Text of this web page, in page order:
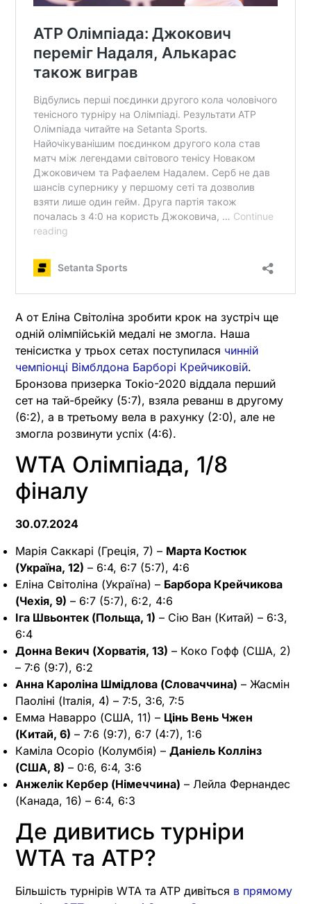
А от Еліна Світоліна зробити крок на зустріч ще
одній олімпійській медалі не змогла. Наша
тенісистка у трьох сетах поступилася чинній
чемпіонці Вімблдона Барборі Крейчиковій.
Бронзова призерка Токіо-2020 віддала перший
сет на тай-брейку (5:7), взяла реванш в другому
(6:2), а в третьому вела в рахунку (2:0), але не
змогла розвинути успіх (4:6).
WTA Олімпіада, 1/8
фіналу
30.07.2024
Марія Саккарі (Греція, 7) – Марта Костюк
(Україна, 12) – 6:4, 6:7 (5:7), 4:6
Еліна Світоліна (Україна) – Барбора Крейчикова
(Чехія, 9) – 6:7 (5:7), 6:2, 4:6
Іга Швьонтек (Польща, 1) – Сію Ван (Китай) – 6:3,
6:4
Донна Векич (Хорватія, 13) – Коко Гофф (США, 2)
– 7:6 (9:7), 6:2
Анна Кароліна Шмідлова (Словаччина) – Жасмін
Паоліні (Італія, 4) – 7:5, 3:6, 7:5
Емма Наварро (США, 11) – Цінь Вень Чжен
(Китай, 6) – 7:6 (9:7), 6:7 (4:7), 1:6
Каміла Осоріо (Колумбія) – Даніель Коллінз
(США, 8) – 0:6, 6:4, 3:6
Анжелік Кербер (Німеччина) – Лейла Фернандес
(Канада, 16) – 6:4, 6:3
Де дивитись турніри
WTA та ATP?
Більшість турнірів WTA та ATP дивіться в прямому